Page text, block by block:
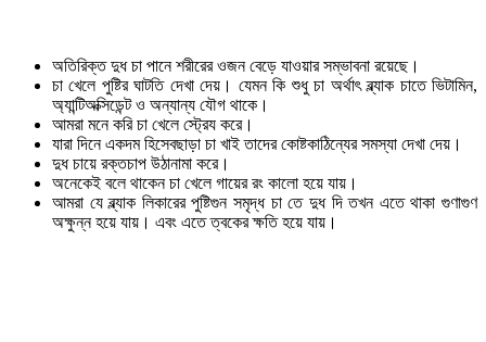
অতিরিক্ত দুধ চা পানে শরীরের ওজন বেড়ে যাওয়ার সম্ভাবনা রয়েছে।
চা খেলে পুষ্টির ঘাটতি দেখা দেয়। যেমন কি শুধু চা অর্থাৎ ব্ল্যাক চাতে ভিটামিন,
অ্যান্টিঅক্সিডেন্ট ও অন্যান্য যৌগ থাকে।
আমরা মনে করি চা খেলে স্ট্রেয করে।
যারা দিনে একদম হিসেবছাড়া চা খাই তাদের কোষ্টকাঠিন্যের সমস্যা দেখা দেয়।
দুধ চায়ে রক্তচাপ উঠানামা করে।
অনেকেই বলে থাকেন চা খেলে গায়ের রং কালো হয়ে যায়।
আমরা যে ব্ল্যাক লিকারের পুষ্টিগুন সমৃদ্ধ চা তে দুধ দি তখন এতে থাকা গুণাগুণ
অক্ষুন্ন হয়ে যায়। এবং এতে ত্বকের ক্ষতি হয়ে যায়।